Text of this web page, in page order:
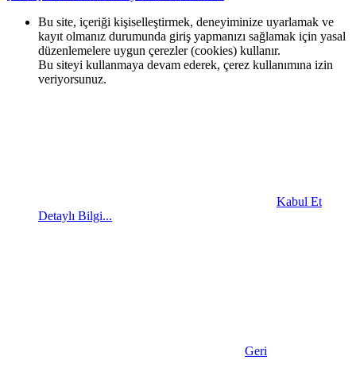
Bu site, içeriği kişiselleştirmek, deneyiminize uyarlamak ve
kayıt olmanız durumunda giriş yapmanızı sağlamak için yasal
düzenlemelere uygun çerezler (cookies) kullanır.
Bu siteyi kullanmaya devam ederek, çerez kullanımına izin
veriyorsunuz.
Kabul Et
Detaylı Bilgi...
Geri